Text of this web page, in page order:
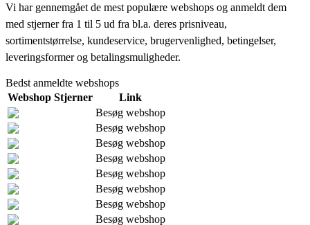
Vi har gennemgået de mest populære webshops og anmeldt dem
med stjerner fra 1 til 5 ud fra bl.a. deres prisniveau,
sortimentstørrelse, kundeservice, brugervenlighed, betingelser,
leveringsformer og betalingsmuligheder.
Bedst anmeldte webshops
Webshop Stjerner
Link
Besøg webshop
Besøg webshop
Besøg webshop
Besøg webshop
Besøg webshop
Besøg webshop
Besøg webshop
Besøg webshop